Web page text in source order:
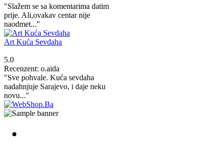
"Slažem se sa komentarima datim
prije. Ali,ovakav centar nije
naodmet..."
Art Kuća Sevdaha
5.0
Recenzent: o.aida
"Sve pohvale. Kuća sevdaha
nadahnjuje Sarajevo, i daje neku
novu..."